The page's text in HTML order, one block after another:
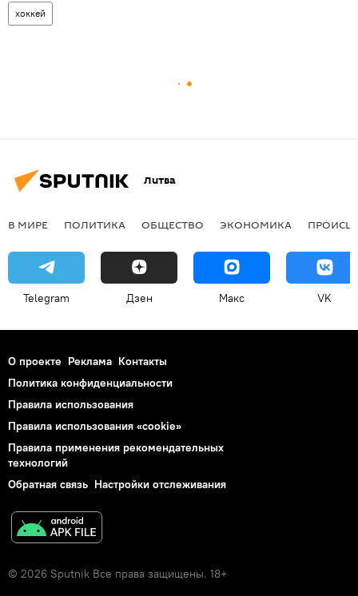
хоккей
Литва
В МИРЕ ПОЛИТИКА ОБЩЕСТВО ЭКОНОМИКА
Telegram Дзен Макс VK
О проекте Реклама Контакты
Политика конфиденциальности
Правила использования
Правила использования «cookie»
Правила применения рекомендательных
технологий
Обратная связь Настройки отслеживания
© 2026 Sputnik Все права защищены. 18+